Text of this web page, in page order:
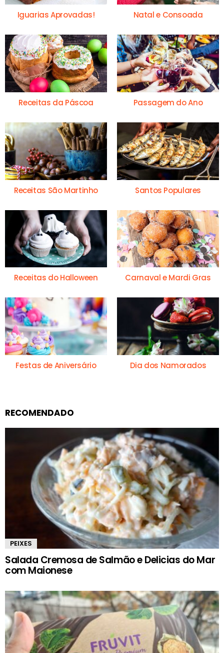
Iguarias Aprovadas! Natal e Consoada
Receitas da Páscoa Passagem do Ano
Receitas São Martinho Santos Populares
Receitas do Halloween Carnaval e Mardi Gras
Festas de Aniversário Dia dos Namorados
RECOMENDADO
PEIXES
Salada Cremosa de Salmão e Delicias do Mar
com Maionese